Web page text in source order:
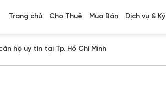
Trang chủ Cho Thuê Mua Bán Dịch vụ &
hộ uy tín tại Tp. Hồ Chí Minh